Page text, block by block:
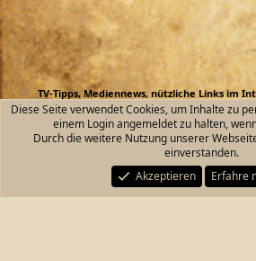
TV-Tipps, Mediennews, nützliche Links im
Kontakt Nutzungsbedingungen
Start
R
S
Community platform by XenForo® © 2010-2026
Diese Seite verwendet Cookies, um Inhalte zu
einem Login angemeldet zu halten,
Durch die weitere Nutzung unserer
einverstanden.
Akzeptieren
Erfahre